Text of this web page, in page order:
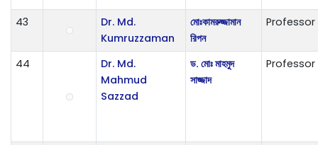
43
Dr. Md.
Kumruzzaman
ম‌োঃকামরুজ্জামান
রিপন
Professor
44
Dr. Md.
Mahmud
Sazzad
ড. মোঃ মাহমুদ
সাজ্জাদ
Professor